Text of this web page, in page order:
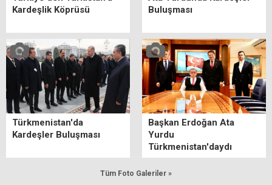
Kardeşlik Köprüsü
Buluşması
Türkmenistan'da
Kardeşler Buluşması
Başkan Erdoğan Ata
Yurdu
Türkmenistan'daydı
Tüm Foto Galeriler »